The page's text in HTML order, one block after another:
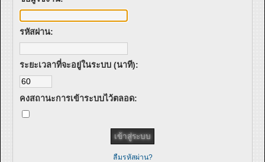
รหัสผ่าน:
ระยะเวลาที่จะอยู่ในระบบ (นาที):
คงสถานะการเข้าระบบไว้ตลอด:
ลืมรหัสผ่าน?